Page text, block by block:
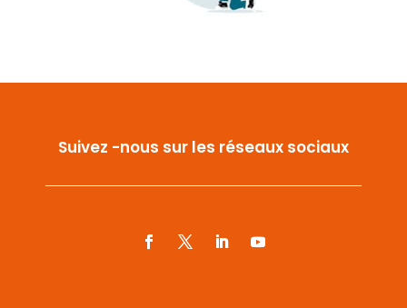
Suivez -nous sur les réseaux sociaux